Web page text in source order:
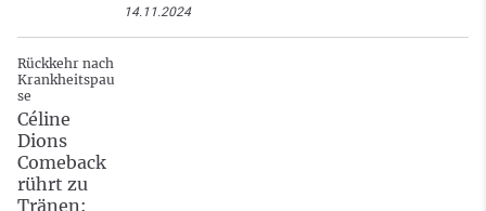
14.11.2024
Rückkehr nach
Krankheitspau
se
Céline
Dions
Comeback
rührt zu
Tränen: